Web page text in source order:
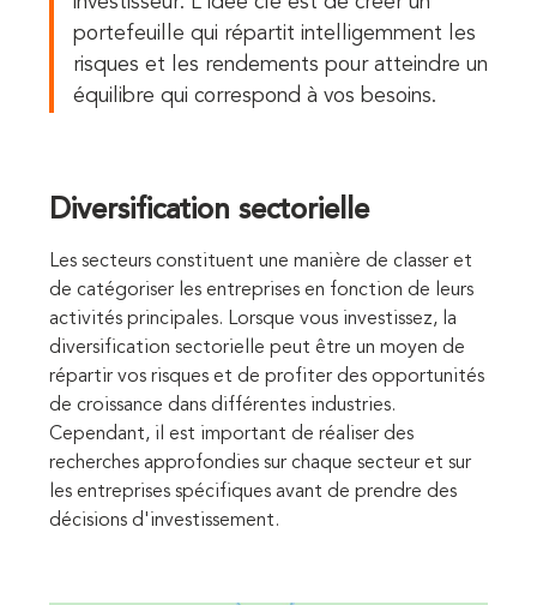
portefeuille qui répartit intelligemment les
risques et les rendements pour atteindre un
équilibre qui correspond à vos besoins.
Diversification sectorielle
Les secteurs constituent une manière de classer et
de catégoriser les entreprises en fonction de leurs
activités principales. Lorsque vous investissez, la
diversification sectorielle peut être un moyen de
répartir vos risques et de profiter des opportunités
de croissance dans différentes industries.
Cependant, il est important de réaliser des
recherches approfondies sur chaque secteur et sur
les entreprises spécifiques avant de prendre des
décisions d'investissement.